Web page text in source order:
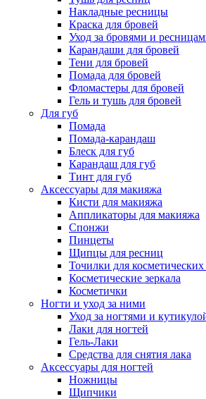
Накладные ресницы
Краска для бровей
Уход за бровями и
Карандаши для бровей
Тени для бровей
Помада для бровей
Фломастеры для бровей
Гель и тушь для бровей
Для губ
Помада
Помада-карандаш
Блеск для губ
Карандаш для губ
Тинт для губ
Аксессуары для макияжа
Кисти для макияжа
Аппликаторы для макияжа
Спонжи
Пинцеты
Щипцы для ресниц
Точилки для
Косметические зеркала
Косметички
Ногти и уход за ними
Уход за ногтями и
Лаки для ногтей
Гель-Лаки
Средства для снятия лака
Аксессуары для ногтей
Ножницы
Щипчики